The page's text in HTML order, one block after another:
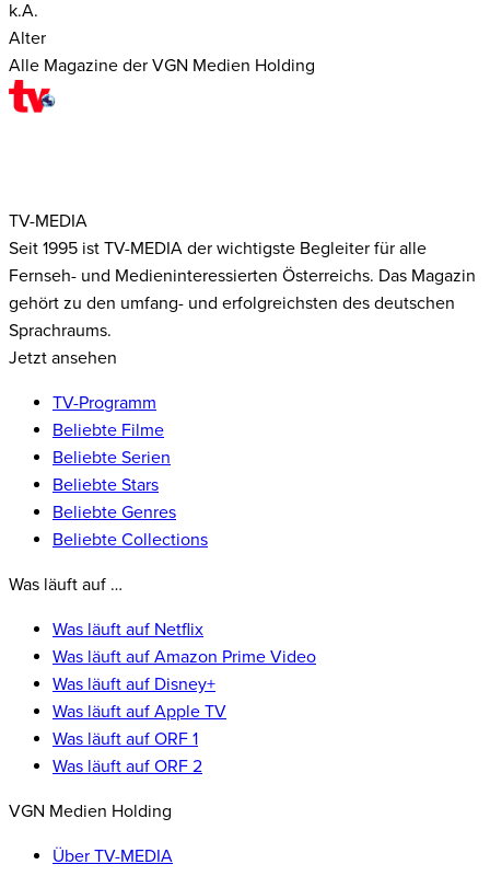
k.A.
Alter
Alle Magazine der VGN Medien Holding
TV-MEDIA
Seit 1995 ist TV-MEDIA der wichtigste Begleiter für alle
Fernseh- und Medieninteressierten Österreichs. Das Magazin
gehört zu den umfang- und erfolgreichsten des deutschen
Sprachraums.
Jetzt ansehen
TV-Programm
Beliebte Filme
Beliebte Serien
Beliebte Stars
Beliebte Genres
Beliebte Collections
Was läuft auf …
Was läuft auf Netflix
Was läuft auf Amazon Prime Video
Was läuft auf Disney+
Was läuft auf Apple TV
Was läuft auf ORF 1
Was läuft auf ORF 2
VGN Medien Holding
Über TV-MEDIA